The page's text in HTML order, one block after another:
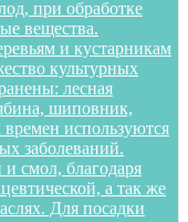
при обработке
вещества.
и кустарникам
культурных
лесная
шиповник,
используются
заболеваний.
смол, благодаря
а так же
Для посадки